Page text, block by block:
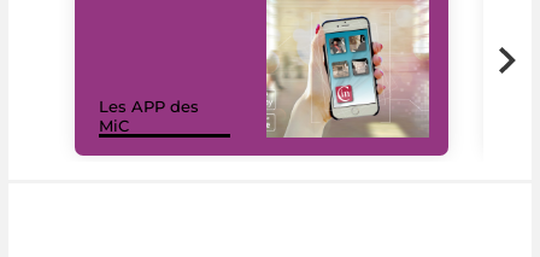
Les APP des
MiC